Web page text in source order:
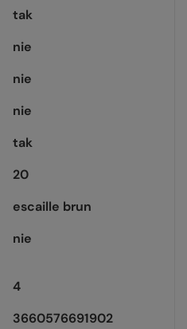
tak
nie
nie
nie
tak
20
escaille brun
nie
4
3660576691902